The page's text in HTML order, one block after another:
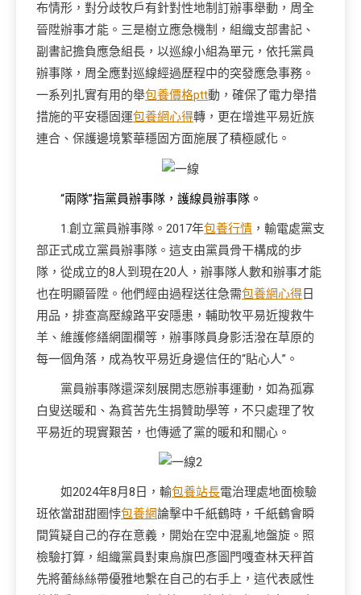
布情形，對分歧牧戶有針對性地制訂辦事舉動，周全
晉陞辦事才能。三是樹立應急機制，組織支部書記、
副書記擔負應急組長，以巡線小組為單元，依托黨員
辦事隊，周全應對巡線經過歷程中的突發應急事務。
一系列扎實有用的舉包養價格ptt動，確保了電力舉措
措施的平安穩固運包養網心得轉，更在增進平易近族
連合、保護邊境繁華穩固方面施展了積極感化。
“兩隊”指黨員辦事隊，護線員辦事隊。
1.創立黨員辦事隊。2017年包養行情 ，輸電處黨支
部正式成立黨員辦事隊。這支由黨員骨干構成的步
隊，從成立的8人到現在20人，辦事隊人數和辦事才能
也在明顯晉陞。他們經由過程送往急需包養網心得日
用品，排查高壓線路平安隱患，輔助牧平易近搜救牛
羊、維護修繕網圍欄等，辦事隊員身影活潑在草原的
每一個角落，成為牧平易近身邊信任的“貼心人”。
黨員辦事隊還深刻展開志愿辦事運動，如為孤寡
白叟送暖和、為貧苦先生捐贊助學等，不只處理了牧
平易近的現實艱苦，也傳遞了黨的暖和和關心。
如2024年8月8日，輸包養站長電治理處地面檢驗
班依當甜甜圈悖包養網論擊中千紙鶴時，千紙鶴會瞬
間質疑自己的存在意義，開始在空中混亂地盤旋。照
檢驗打算，組織黨員對東烏旗巴彥圖門嘎查林天秤首
先將蕾絲絲帶優雅地繫在自己的右手上，這代表感性